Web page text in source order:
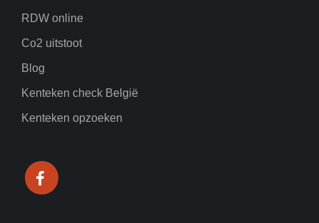
RDW online
Co2 uitstoot
Blog
Kenteken check België
Kenteken opzoeken